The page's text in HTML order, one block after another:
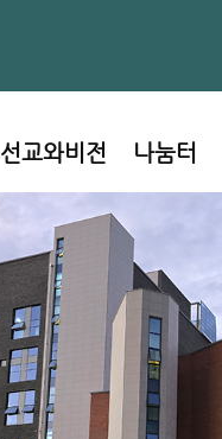
선교와비전 나눔터